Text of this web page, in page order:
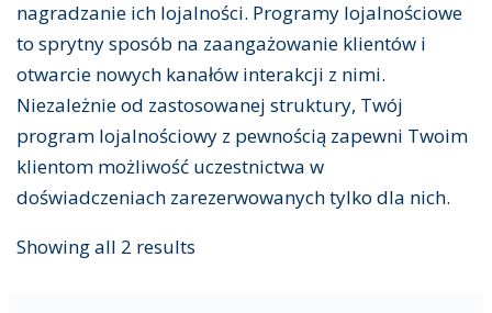
nagradzanie ich lojalności. Programy lojalnościowe
to sprytny sposób na zaangażowanie klientów i
otwarcie nowych kanałów interakcji z nimi.
Niezależnie od zastosowanej struktury, Twój
program lojalnościowy z pewnością zapewni Twoim
klientom możliwość uczestnictwa w
doświadczeniach zarezerwowanych tylko dla nich.
Showing all 2 results